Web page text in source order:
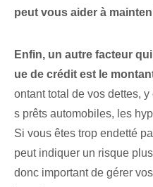
peut vous aider à
Enfin, un autre facteur
ue de crédit est le
ontant total de vos dettes,
s prêts automobiles, les
Si vous êtes trop endetté
peut indiquer un risque
donc important de gérer